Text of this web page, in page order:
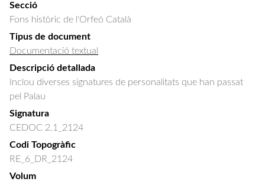
Secció
Fons històric de l'Orfeó Català
Tipus de document
Documentació textual
Descripció detallada
Inclou diverses signatures de personalitats que han passat
pel Palau
Signatura
CEDOC 2.1_2124
Codi Topogràfic
RE_6_DR_2124
Volum